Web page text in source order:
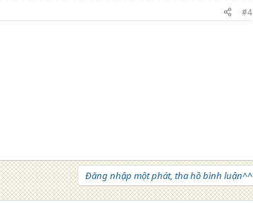
#4
Đăng nhập một phát, tha hồ bình luận^^